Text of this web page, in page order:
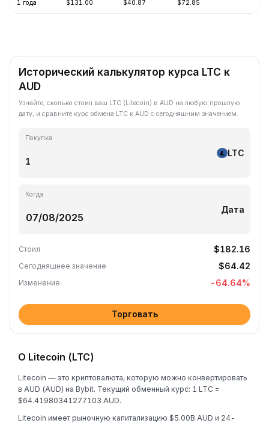
1 года $131.00 $40.87 $72.85
Исторический калькулятор курса LTC к
AUD
Узнайте, сколько стоил ваш LTC (Litecoin) в AUD на любую прошлую
дату, и сравните курс обмена LTC к AUD с сегодняшним значением.
Покупка
LTC
Когда
Дата
Стоил $182.16
Сегодняшнее значение $64.42
Изменение -64.64%
Торговать
О Litecoin (LTC)
Litecoin — это криптовалюта, которую можно конвертировать
в AUD (AUD) на Bybit. Текущий обменный курс: 1 LTC =
$64.41980341277103 AUD.
Litecoin имеет рыночную капитализацию $5.00B AUD и 24-